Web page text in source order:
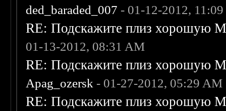
ded_baraded_007 - 01-12-2012,
RE: Подскажите плиз хорошую
01-13-2012, 08:31 AM
RE: Подскажите плиз хорошую
Apag_ozersk - 01-27-2012, 05:29 AM
RE: Подскажите плиз хорошую